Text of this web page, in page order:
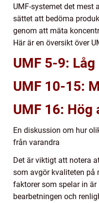
UMF-systemet det mest
sättet att bedöma
genom att mäta
Här är en översikt över
UMF 5-9:
UMF 10-15:
UMF 16: Hög
En diskussion om hur
från varandra
Det är viktigt att notera
som avgör kvaliteten på
faktorer som spelar in
bearbetningen och